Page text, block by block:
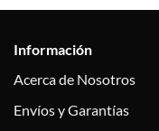
Información
Acerca de Nosotros
Envíos y Garantías